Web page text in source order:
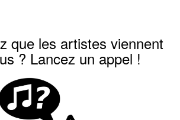
que les artistes viennent
? Lancez un appel !